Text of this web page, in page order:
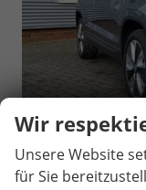
sofort lieferbar
5-türig, 110 kW
Wir
Unsere Website
für Sie